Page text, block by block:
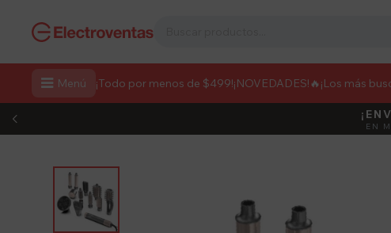
 Menú ¡Todo por menos de $499!¡NOVEDADES! 🔥¡Los más
EN